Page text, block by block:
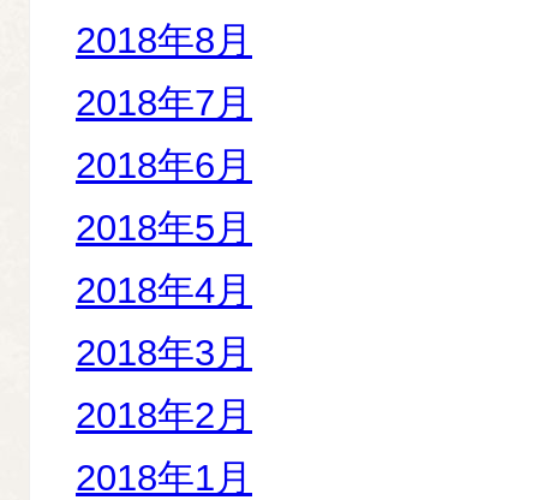
2018年8月
2018年7月
2018年6月
2018年5月
2018年4月
2018年3月
2018年2月
2018年1月